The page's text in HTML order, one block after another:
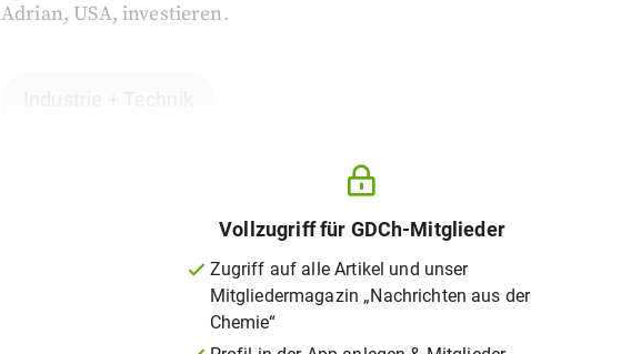
Adrian, USA, investieren.
Vollzugriff für GDCh-Mitglieder
Zugriff auf alle Artikel und unser
Mitgliedermagazin „Nachrichten aus der
Chemie“